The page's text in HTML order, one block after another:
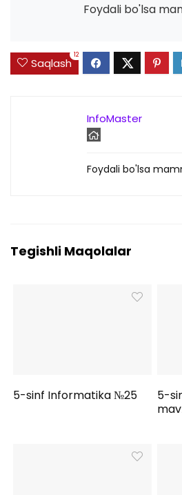
Foydali bo'lsa
Saqlash
12
InfoMaster
Foydali bo'lsa
Tegishli Maqolalar
5-sinf Informatika №25
5-